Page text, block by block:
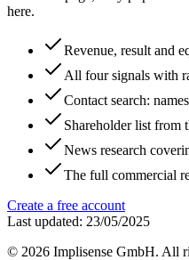
here.
Revenue, result and
All four signals with
Contact search:
Shareholder list from
News research
The full commercial
Create a free account
Last updated: 23/05/2025
© 2026 Implisense GmbH. All